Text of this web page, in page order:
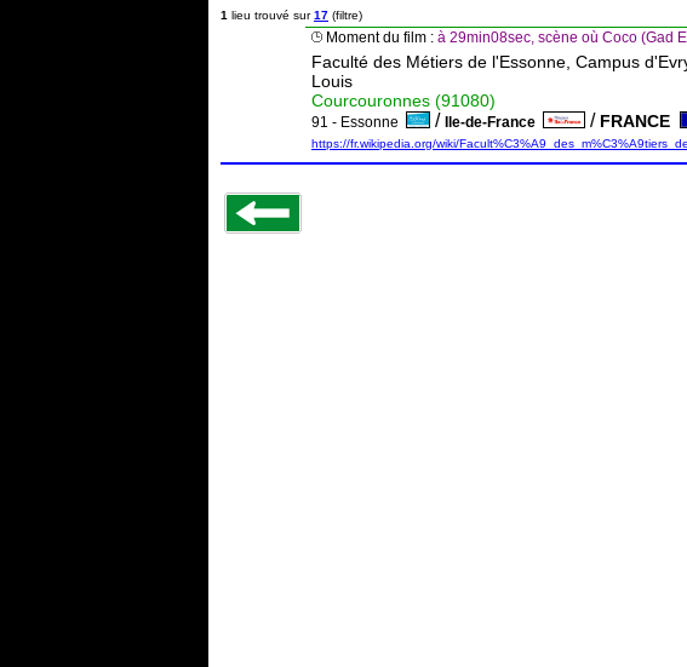
1 lieu trouvé sur17 (filtre)
Moment du film : à 29min08sec, scène où Coco (Gad
Faculté des Métiers de l'Essonne, Campus
Louis
Courcouronnes (91080)
91 - Essonne / Ile-de-France / FRANCE
https://fr.wikipedia.org/wiki/